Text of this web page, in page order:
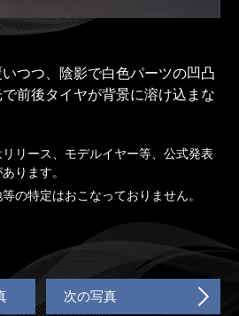
つつ、陰影で白色パーツの凹凸
前後タイヤが背景に溶け込まな
リース、モデルイヤー等、公式発表
ります。
の特定はおこなっておりません。
次の写真